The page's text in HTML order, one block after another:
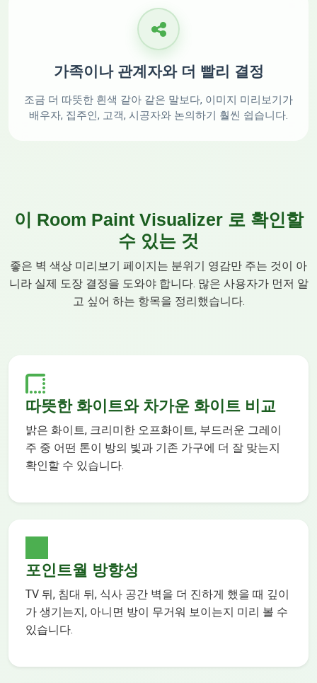
가족이나 관계자와 더 빨리 결정
조금 더 따뜻한 흰색 같아 같은 말보다, 이미지 미리보기가
배우자, 집주인, 고객, 시공자와 논의하기 훨씬 쉽습니다.
이 Room Paint Visualizer 로 확인할
수 있는 것
좋은 벽 색상 미리보기 페이지는 분위기 영감만 주는 것이 아
니라 실제 도장 결정을 도와야 합니다. 많은 사용자가 먼저 알
고 싶어 하는 항목을 정리했습니다.
따뜻한 화이트와 차가운 화이트 비교
밝은 화이트, 크리미한 오프화이트, 부드러운 그레이
주 중 어떤 톤이 방의 빛과 기존 가구에 더 잘 맞는지
확인할 수 있습니다.
포인트월 방향성
TV 뒤, 침대 뒤, 식사 공간 벽을 더 진하게 했을 때 깊이
가 생기는지, 아니면 방이 무거워 보이는지 미리 볼 수
있습니다.